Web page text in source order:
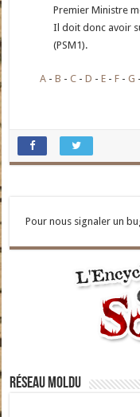
Premier Ministre
Il doit donc avoir
(PSM1).
A B C D E F G
Pour nous signaler un
Réseau moldu